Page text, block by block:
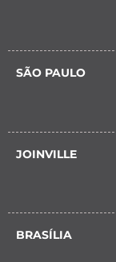
SÃO PAULO
JOINVILLE
BRASÍLIA